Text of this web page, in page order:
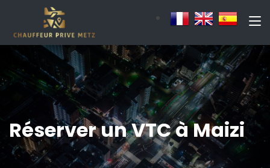
Réserver un VTC à Maizi